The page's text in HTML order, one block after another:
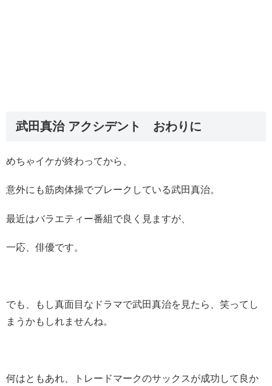
武田真治 アクシデント おわりに
めちゃイケが終わってから、
意外にも筋肉体操でブレークしている武田真治。
最近はバラエティー番組で良く見ますが、
一応、俳優です。
でも、もし真面目なドラマで武田真治を見たら、笑ってし
まうかもしれませんね。
何はともあれ、トレードマークのサックスが成功して良か